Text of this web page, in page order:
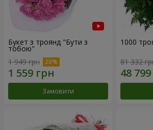
Букет з троянд "Бути з
тобою"
1 949 грн
Замовити
1000
81 332